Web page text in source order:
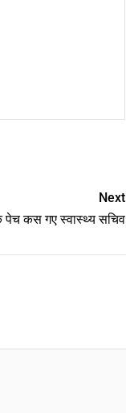
Next
के पेच कस गए स्वास्थ्य सचिव